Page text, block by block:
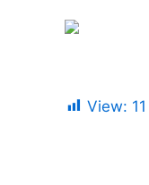
View: 11